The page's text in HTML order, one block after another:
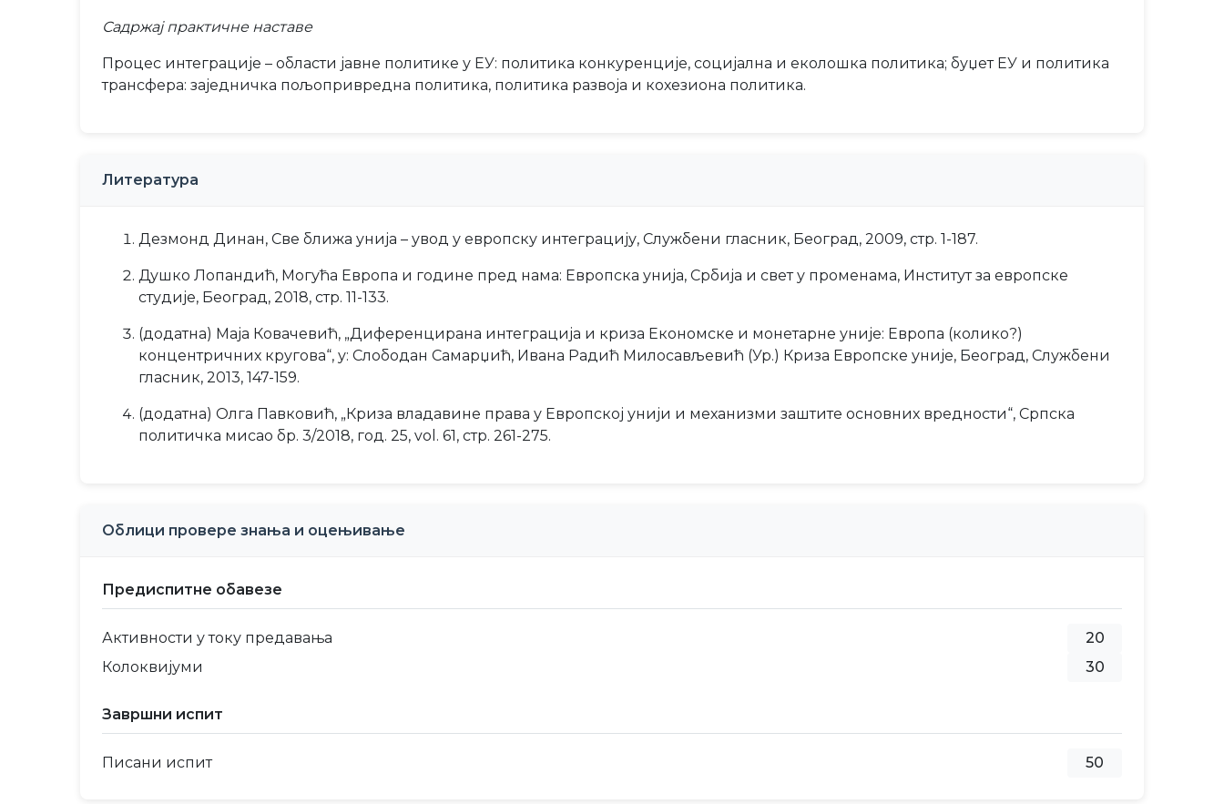
Садржај практичне наставе
Процес интеграције – области јавне политике у ЕУ: политика конкуренције, социјална и еколошка политика; буџет ЕУ и политика
трансфера: заједничка пољопривредна политика, политика развоја и кохезиона политика.
Литература
Дезмонд Динан, Све ближа унија – увод у европску интеграцију, Службени гласник, Београд, 2009, стр. 1-187.
Душко Лопандић, Могућа Европа и године пред нама: Европска унија, Србија и свет у променама, Институт за европске
студије, Београд, 2018, стр. 11-133.
(додатна) Маја Ковачевић, „Диференцирана интеграција и криза Економске и монетарне уније: Европа (колико?)
концентричних кругова“, у: Слободан Самарџић, Ивана Радић Милосављевић (Ур.) Криза Европске уније, Београд, Службени
гласник, 2013, 147-159.
(додатна) Олга Павковић, „Криза владавине права у Европској унији и механизми заштите основних вредности“, Српска
политичка мисао бр. 3/2018, год. 25, vol. 61, стр. 261-275.
Облици провере знања и оцењивање
Предиспитне обавезе
Активности у току предавања
20
Колоквијуми
30
Завршни испит
Писани испит 50